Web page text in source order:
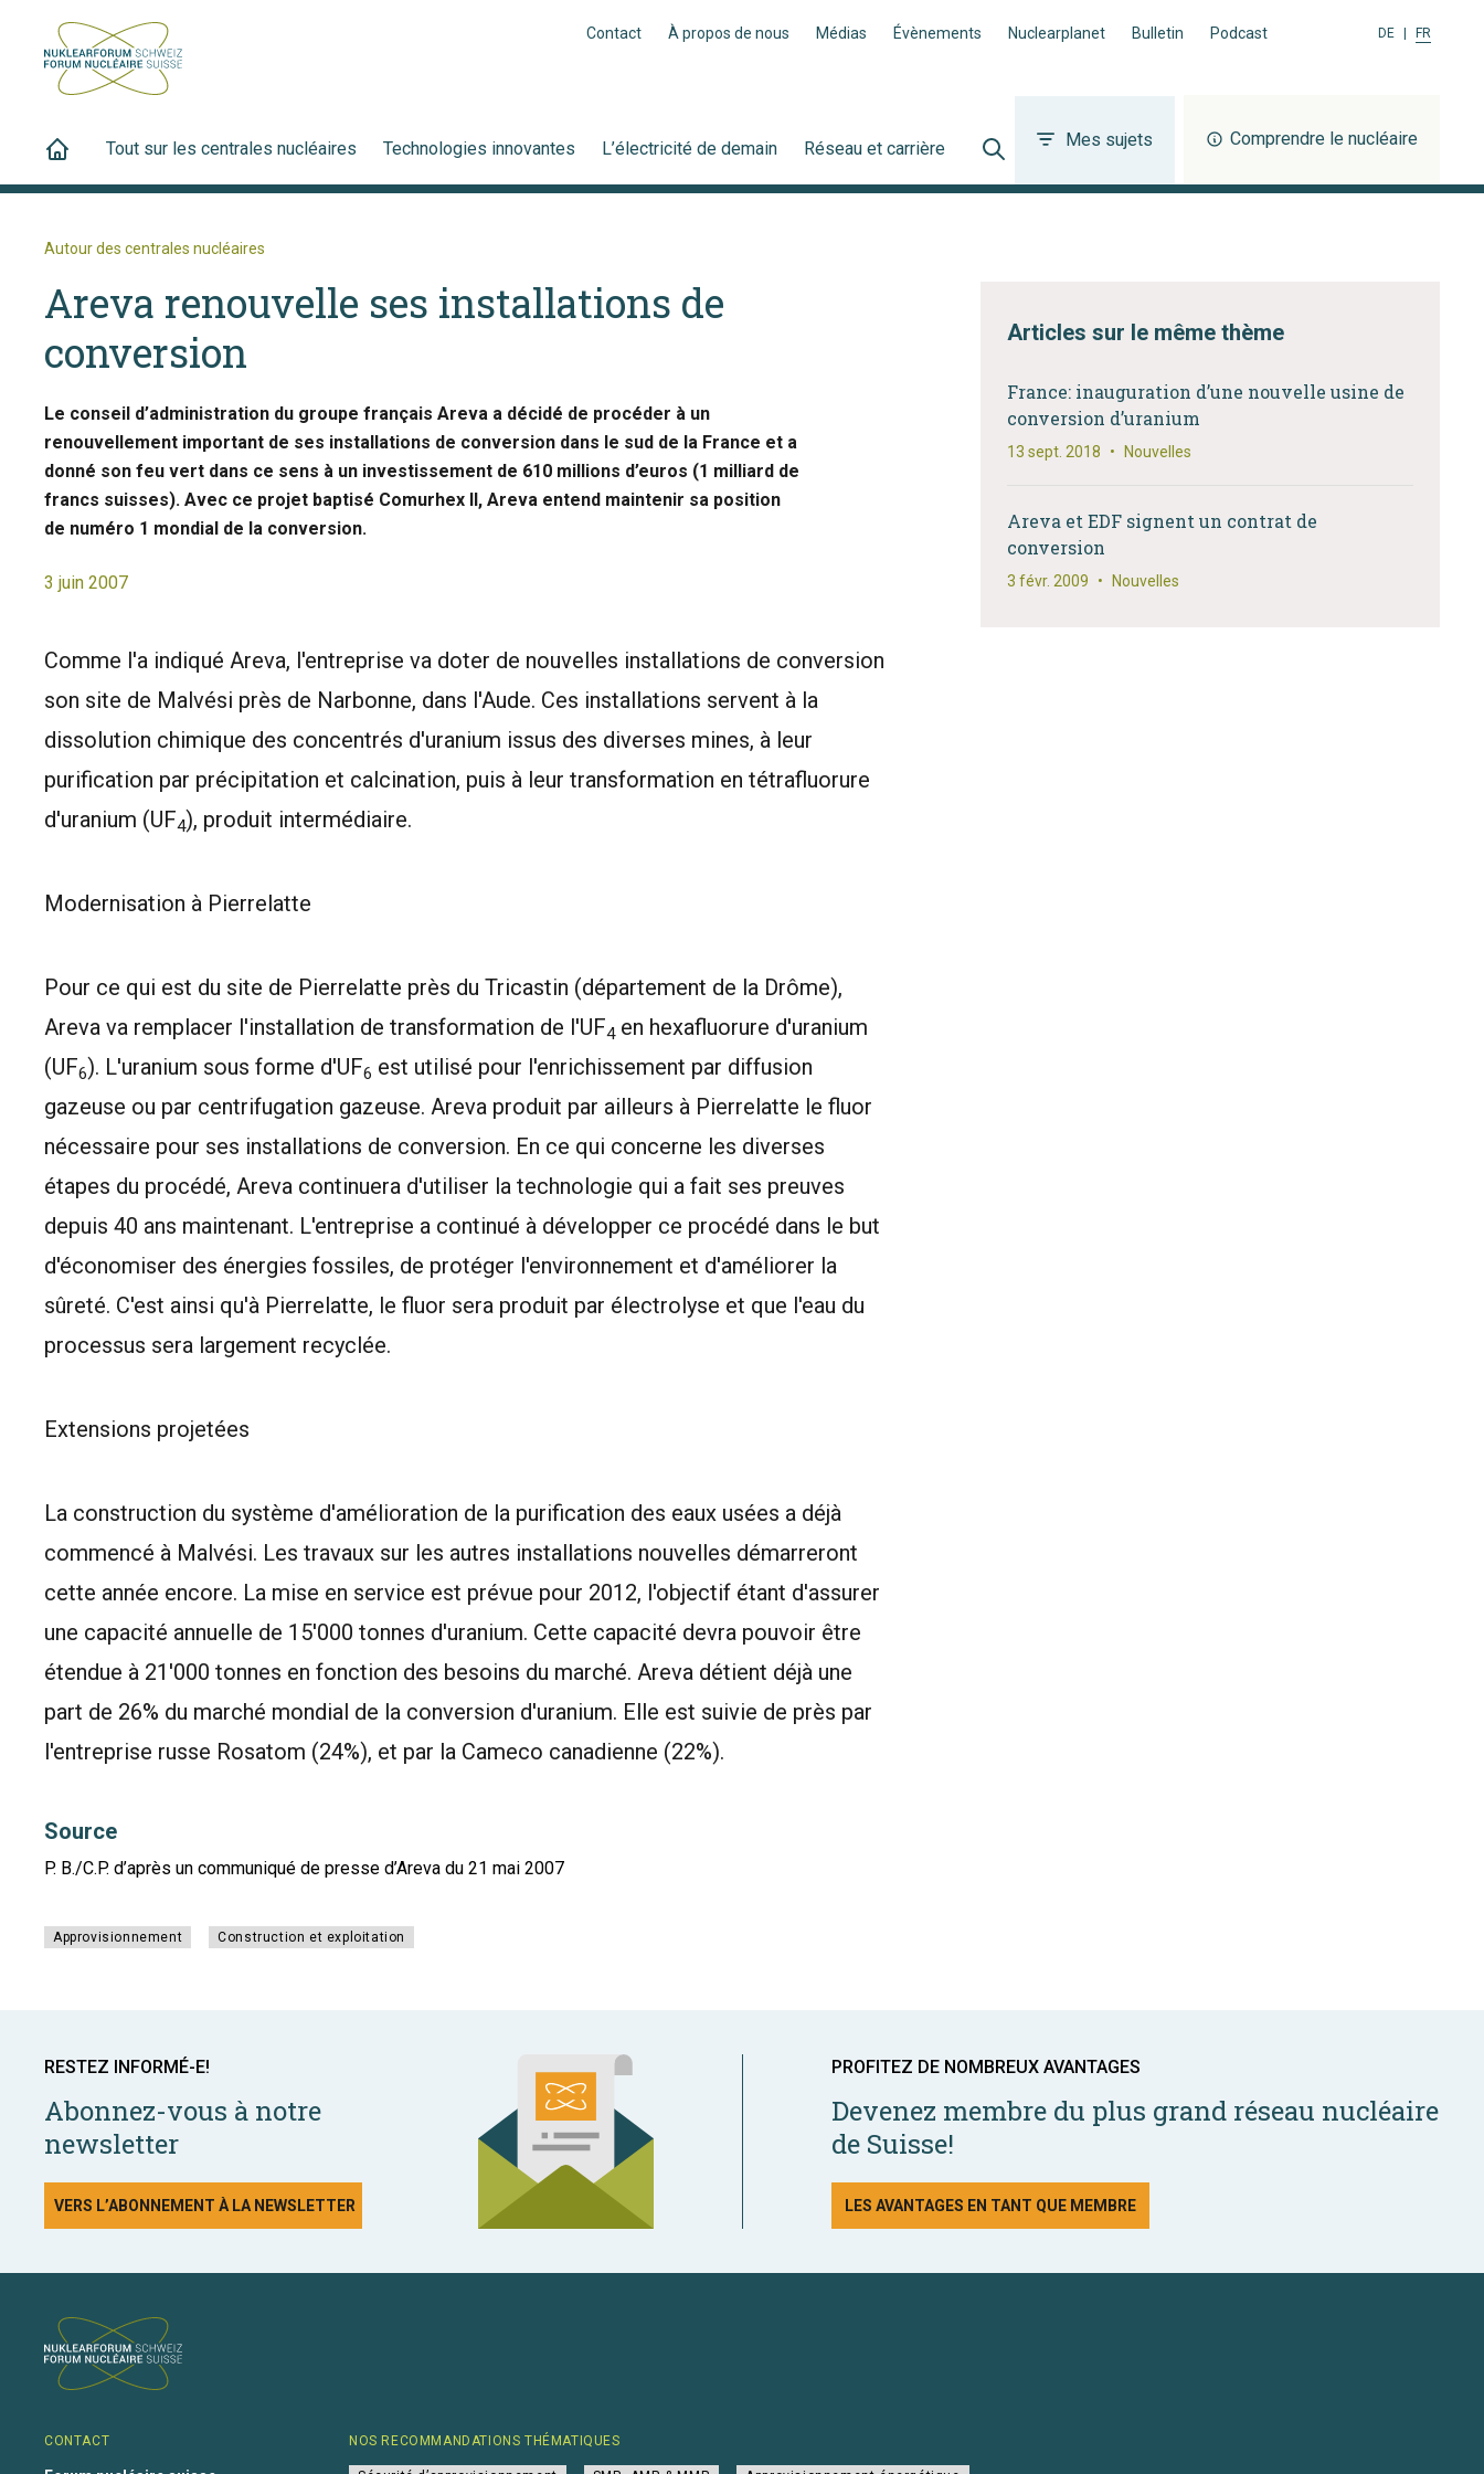
Contact À propos de nous Médias Évènements Nuclearplanet Bulletin Podcast DE FR
Tout sur les centrales nucléaires Technologies innovantes L’électricité de demain Réseau et carrière Mes sujets Comprendre le nucléaire
Autour des centrales nucléaires
Areva renouvelle ses installations de
conversion
Le conseil d’administration du groupe français Areva a décidé de procéder à un
renouvellement important de ses installations de conversion dans le sud de la France et a
donné son feu vert dans ce sens à un investissement de 610 millions d’euros (1 milliard de
francs suisses). Avec ce projet baptisé Comurhex II, Areva entend maintenir sa position
de numéro 1 mondial de la conversion.
3 juin 2007
Comme l'a indiqué Areva, l'entreprise va doter de nouvelles installations de conversion
son site de Malvési près de Narbonne, dans l'Aude. Ces installations servent à la
dissolution chimique des concentrés d'uranium issus des diverses mines, à leur
purification par précipitation et calcination, puis à leur transformation en tétrafluorure
d'uranium (UF4), produit intermédiaire.
Modernisation à Pierrelatte
Pour ce qui est du site de Pierrelatte près du Tricastin (département de la Drôme),
Areva va remplacer l'installation de transformation de l'UF4 en hexafluorure d'uranium
(UF6). L'uranium sous forme d'UF6 est utilisé pour l'enrichissement par diffusion
gazeuse ou par centrifugation gazeuse. Areva produit par ailleurs à Pierrelatte le fluor
nécessaire pour ses installations de conversion. En ce qui concerne les diverses
étapes du procédé, Areva continuera d'utiliser la technologie qui a fait ses preuves
depuis 40 ans maintenant. L'entreprise a continué à développer ce procédé dans le but
d'économiser des énergies fossiles, de protéger l'environnement et d'améliorer la
sûreté. C'est ainsi qu'à Pierrelatte, le fluor sera produit par électrolyse et que l'eau du
processus sera largement recyclée.
Extensions projetées
La construction du système d'amélioration de la purification des eaux usées a déjà
commencé à Malvési. Les travaux sur les autres installations nouvelles démarreront
cette année encore. La mise en service est prévue pour 2012, l'objectif étant d'assurer
une capacité annuelle de 15'000 tonnes d'uranium. Cette capacité devra pouvoir être
étendue à 21'000 tonnes en fonction des besoins du marché. Areva détient déjà une
part de 26% du marché mondial de la conversion d'uranium. Elle est suivie de près par
l'entreprise russe Rosatom (24%), et par la Cameco canadienne (22%).
Source
P. B./C.P. d’après un communiqué de presse d’Areva du 21 mai 2007
Approvisionnement Construction et exploitation
Articles sur le même thème
France: inauguration d’une nouvelle usine de
conversion d’uranium
13 sept. 2018 • Nouvelles
Areva et EDF signent un contrat de
conversion
3 févr. 2009 • Nouvelles
RESTEZ INFORMÉ-E!
Abonnez-vous à notre
newsletter
VERS L’ABONNEMENT À LA NEWSLETTER
PROFITEZ DE NOMBREUX AVANTAGES
Devenez membre du plus grand réseau nucléaire
de Suisse!
LES AVANTAGES EN TANT QUE MEMBRE
CONTACT NOS RECOMMANDATIONS THÉMATIQUES